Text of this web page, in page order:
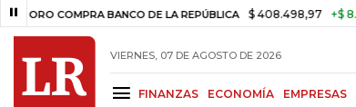
COMPRA BANCO DE LA REPÚBLICA $ 408.498,97 +$ 8.753,81
VIERNES, 07 DE AGOSTO DE 2026
FINANZAS ECONOMÍA EMPRESAS